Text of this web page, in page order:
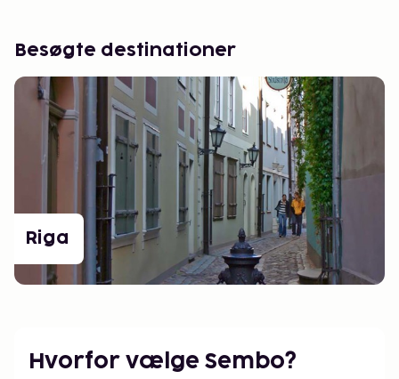
Besøgte destinationer
Riga
Hvorfor vælge Sembo?